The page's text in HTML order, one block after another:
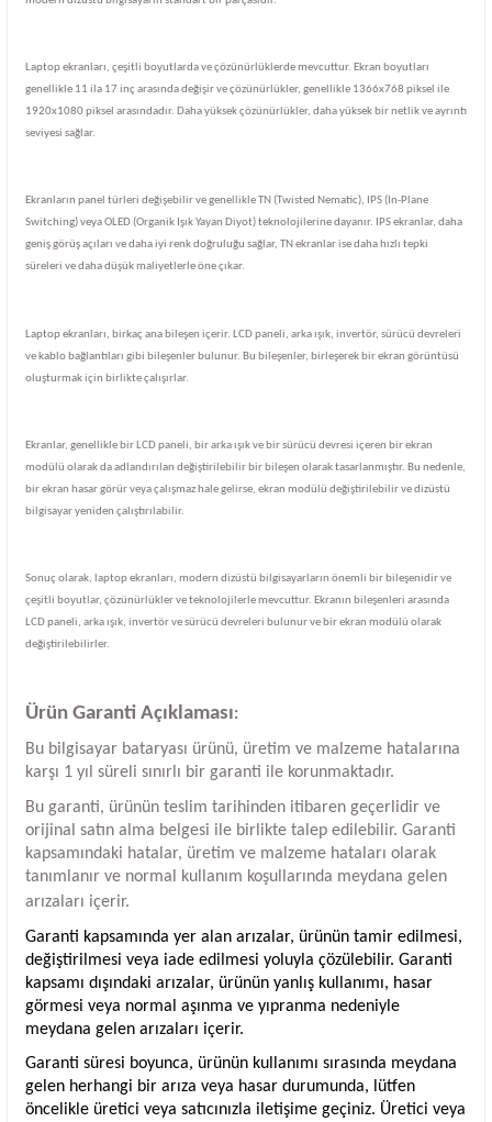
Laptop ekranları, çeşitli boyutlarda ve çözünürlüklerde mevcuttur. Ekran boyutları
genellikle 11 ila 17 inç arasında değişir ve çözünürlükler, genellikle 1366x768 piksel ile
1920x1080 piksel arasındadır. Daha yüksek çözünürlükler, daha yüksek bir netlik ve ayrıntı
seviyesi sağlar.
Ekranların panel türleri değişebilir ve genellikle TN (Twisted Nematic), IPS (In-Plane
Switching) veya OLED (Organik Işık Yayan Diyot) teknolojilerine dayanır. IPS ekranlar, daha
geniş görüş açıları ve daha iyi renk doğruluğu sağlar, TN ekranlar ise daha hızlı tepki
süreleri ve daha düşük maliyetlerle öne çıkar.
Laptop ekranları, birkaç ana bileşen içerir. LCD paneli, arka ışık, invertör, sürücü devreleri
ve kablo bağlantıları gibi bileşenler bulunur. Bu bileşenler, birleşerek bir ekran görüntüsü
oluşturmak için birlikte çalışırlar.
Ekranlar, genellikle bir LCD paneli, bir arka ışık ve bir sürücü devresi içeren bir ekran
modülü olarak da adlandırılan değiştirilebilir bir bileşen olarak tasarlanmıştır. Bu nedenle,
bir ekran hasar görür veya çalışmaz hale gelirse, ekran modülü değiştirilebilir ve dizüstü
bilgisayar yeniden çalıştırılabilir.
Sonuç olarak, laptop ekranları, modern dizüstü bilgisayarların önemli bir bileşenidir ve
çeşitli boyutlar, çözünürlükler ve teknolojilerle mevcuttur. Ekranın bileşenleri arasında
LCD paneli, arka ışık, invertör ve sürücü devreleri bulunur ve bir ekran modülü olarak
değiştirilebilirler.
Ürün Garanti Açıklaması:
Bu bilgisayar bataryası ürünü, üretim ve malzeme hatalarına
karşı 1 yıl süreli sınırlı bir garanti ile korunmaktadır.
Bu garanti, ürünün teslim tarihinden itibaren geçerlidir ve
orijinal satın alma belgesi ile birlikte talep edilebilir. Garanti
kapsamındaki hatalar, üretim ve malzeme hataları olarak
tanımlanır ve normal kullanım koşullarında meydana gelen
arızaları içerir.
Garanti kapsamında yer alan arızalar, ürünün tamir edilmesi,
değiştirilmesi veya iade edilmesi yoluyla çözülebilir. Garanti
kapsamı dışındaki arızalar, ürünün yanlış kullanımı, hasar
görmesi veya normal aşınma ve yıpranma nedeniyle
meydana gelen arızaları içerir.
Garanti süresi boyunca, ürünün kullanımı sırasında meydana
gelen herhangi bir arıza veya hasar durumunda, lütfen
öncelikle üretici veya satıcınızla iletişime geçiniz. Üretici veya